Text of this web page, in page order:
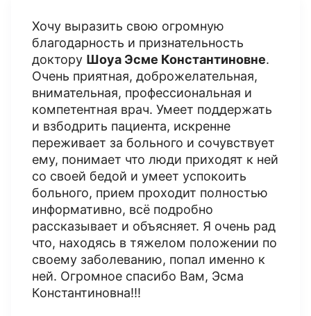
Хочу выразить свою огромную
благодарность и признательность
доктору Шоуа Эсме Константиновне.
Очень приятная, доброжелательная,
внимательная, профессиональная и
компетентная врач. Умеет поддержать
и взбодрить пациента, искренне
переживает за больного и сочувствует
ему, понимает что люди приходят к ней
со своей бедой и умеет успокоить
больного, прием проходит полностью
информативно, всё подробно
рассказывает и объясняет. Я очень рад
что, находясь в тяжелом положении по
своему заболеванию, попал именно к
ней. Огромное спасибо Вам, Эсма
Константиновна!!!